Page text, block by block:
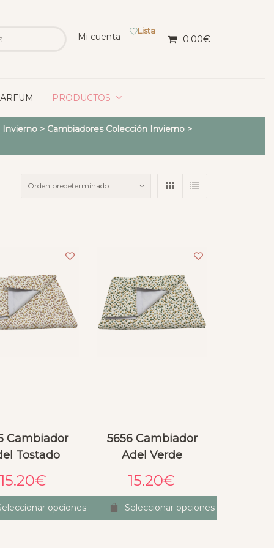
Mi cuenta
Lista
0.00€
PRODUCTOS
Invierno> Cambiadores Colección Invierno>
Cambiador
Tostado
15.20€
opciones
5656 Cambiador
Adel Verde
15.20€
Seleccionar opciones